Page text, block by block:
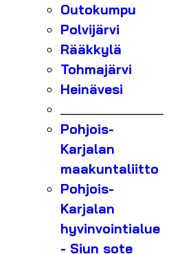
Outokumpu
Polvijärvi
Rääkkylä
Tohmajärvi
Heinävesi
Pohjois-
Karjalan
maakuntaliitto
Pohjois-
Karjalan
hyvinvointialue
- Siun sote